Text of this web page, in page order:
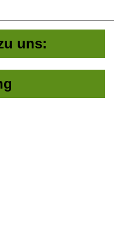
uns: